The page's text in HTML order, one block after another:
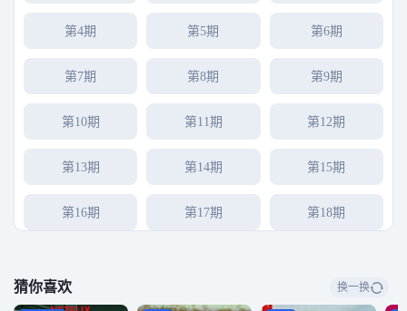
第4期 第5期 第6期
第7期 第8期 第9期
第10期 第11期 第12期
第13期 第14期 第15期
第16期 第17期 第18期
第22期
猜你喜欢 换一换